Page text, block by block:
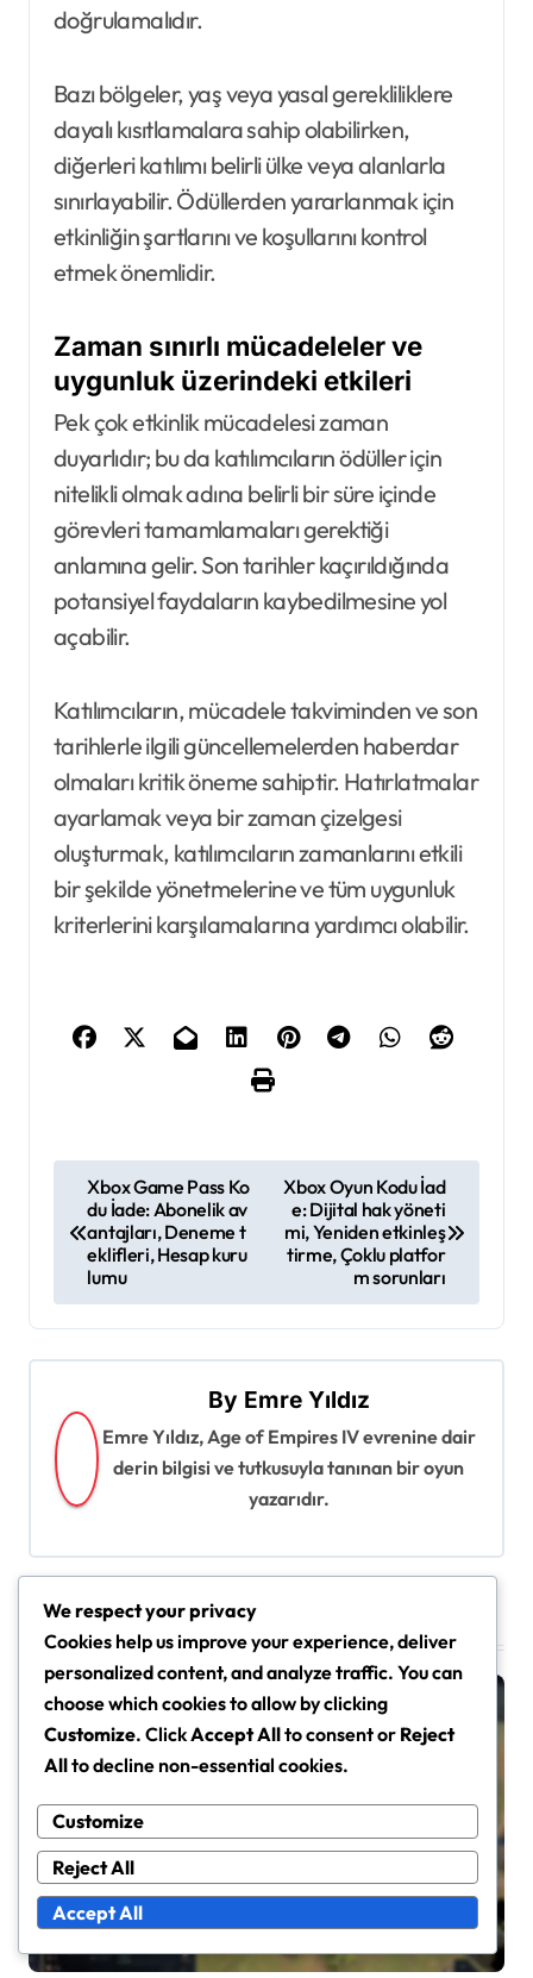
doğrulamalıdır.
Bazı bölgeler, yaş veya yasal gerekliliklere
dayalı kısıtlamalara sahip olabilirken,
diğerleri katılımı belirli ülke veya alanlarla
sınırlayabilir. Ödüllerden yararlanmak için
etkinliğin şartlarını ve koşullarını kontrol
etmek önemlidir.
Zaman sınırlı mücadeleler ve
uygunluk üzerindeki etkileri
Pek çok etkinlik mücadelesi zaman
duyarlıdır; bu da katılımcıların ödüller için
nitelikli olmak adına belirli bir süre içinde
görevleri tamamlamaları gerektiği
anlamına gelir. Son tarihler kaçırıldığında
potansiyel faydaların kaybedilmesine yol
açabilir.
Katılımcıların, mücadele takviminden ve son
tarihlerle ilgili güncellemelerden haberdar
olmaları kritik öneme sahiptir. Hatırlatmalar
ayarlamak veya bir zaman çizelgesi
oluşturmak, katılımcıların zamanlarını etkili
bir şekilde yönetmelerine ve tüm uygunluk
kriterlerini karşılamalarına yardımcı olabilir.
t
n
v
i
g
t
i
o
n
Xbox Game Pass Ko
du İade: Abonelik av
antajları, Deneme t
eklifleri, Hesap kuru
lumu
Xbox Oyun Kodu İad
e: Dijital hak yöneti
mi, Yeniden etkinleş
tirme, Çoklu platfor
m sorunları
By Emre Yıldız
Emre Yıldız, Age of Empires IV evrenine dair
derin bilgisi ve tutkusuyla tanınan bir oyun
yazarıdır.
Related Posts
Age of Empires IV'teki Etkinlik Mücadele Ödülleri
Age Of Empires IV Etkinlik
Mücadele Ödülleri: Portreler,
Modlar, Kozmetikler
Emre Yıldız Mar 10, 2026
We respect your privacy
Cookies help us improve your experience, deliver
personalized content, and analyze traffic. You can
choose which cookies to allow by clicking
Customize. ClickAccept Allto consent or Reject
Allto decline non-essential cookies.
Customize
Reject All
Accept All